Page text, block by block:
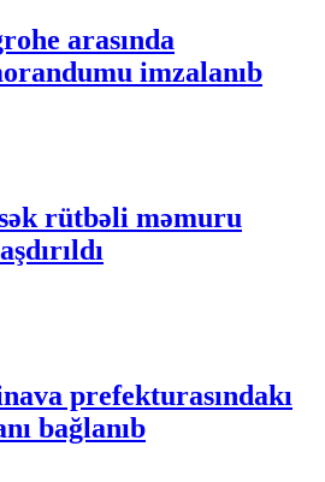
arasında
imzalanıb
rütbəli məmuru
prefekturasındakı
bağlanıb